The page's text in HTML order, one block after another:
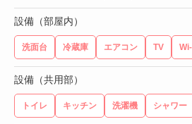
設備（部屋内）
洗面台 冷蔵庫 エアコン TV
設備（共用部）
トイレ キッチン 洗濯機 シャワー